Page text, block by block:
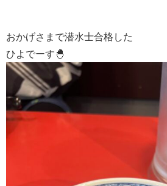
おかげさまで潜水士合格した
ひよでーす🐣